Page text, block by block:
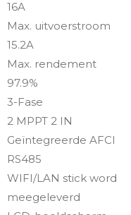
16A
Max. uitvoerstroom
15.2A
Max. rendement
97.9%
3-Fase
2 MPPT 2 IN
Geïntegreerde AFCI
RS485
WIFI/LAN stick word
meegeleverd